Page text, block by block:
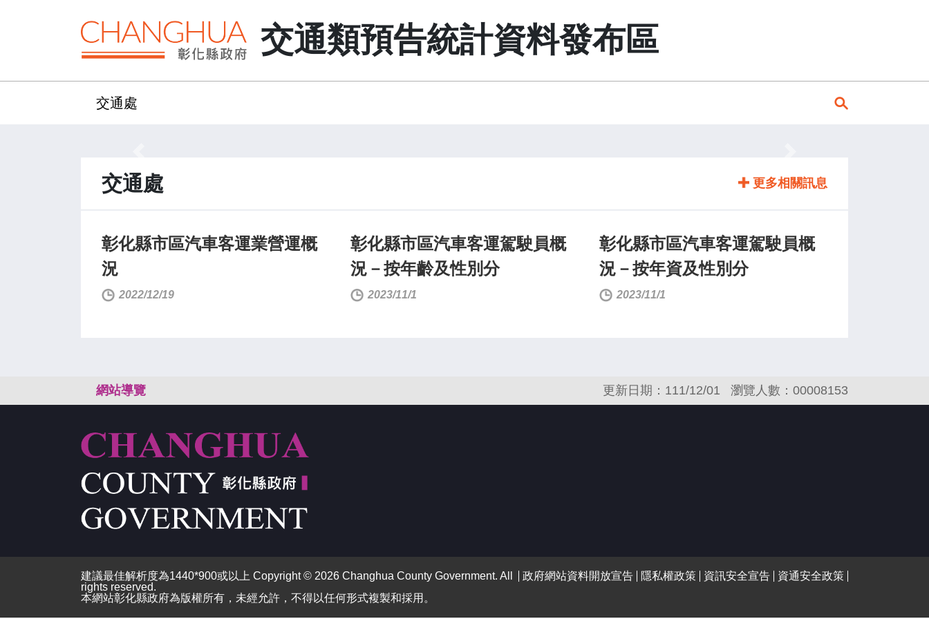
交通類預告統計資料發布區
交通處
交通處 更多相關訊息
彰化縣市區汽車客運業營運概
況
2022/12/19
彰化縣市區汽車客運駕駛員概
況－按年齡及性別分
2023/11/1
彰化縣市區汽車客運駕駛員概
況－按年資及性別分
2023/11/1
網站導覽 瀏覽人數：00008153
更新日期：111/12/01
建議最佳解析度為1440*900或以上 Copyright © 2026 Changhua County Government. All
rights reserved.
本網站彰化縣政府為版權所有，未經允許，不得以任何形式複製和採用。
政府網站資料開放宣告 隱私權政策 資訊安全宣告 資通安全政策